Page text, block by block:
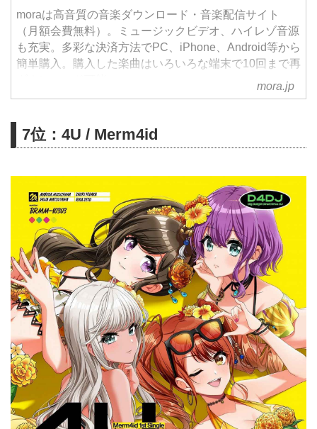
moraは高音質の音楽ダウンロード・音楽配信サイト
（月額会費無料）。ミュージックビデオ、ハイレゾ音源
も充実。多彩な決済方法でPC、iPhone、Android等から
簡単購入。購入した楽曲はいろいろな端末で10回まで再
mora.jp
7位：4U / Merm4id